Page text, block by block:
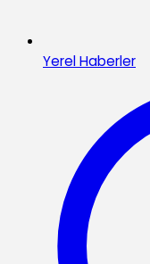
Yerel Haberler